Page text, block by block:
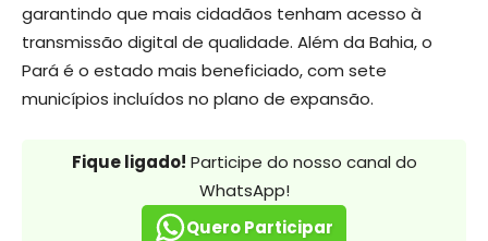
garantindo que mais cidadãos tenham acesso à
transmissão digital de qualidade. Além da Bahia, o
Pará é o estado mais beneficiado, com sete
municípios incluídos no plano de expansão.
Fique ligado! Participe do nosso canal do
WhatsApp!
Quero Participar